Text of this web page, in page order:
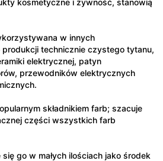
kosmetyczne i żywność, stanowią
w innych
technicznie czystego tytanu,
elektrycznej, patyn
przewodników elektrycznych
składnikiem farb; szacuje
części wszystkich farb
go w małych ilościach jako środek